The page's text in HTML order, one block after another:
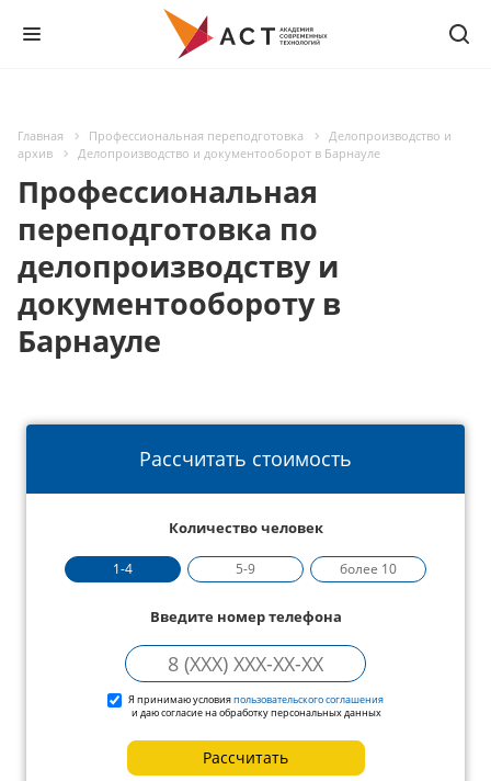
Главная Профессиональная переподготовка
Делопроизводство и
архив
Делопроизводство и документооборот в Барнауле
Профессиональная
переподготовка по
делопроизводству и
документообороту в
Барнауле
Рассчитать стоимость
Количество человек
1-4 5-9 более 10
Введите номер телефона
Я принимаю условияпользовательского соглашения
и даю согласие на обработку персональных данных
Рассчитать